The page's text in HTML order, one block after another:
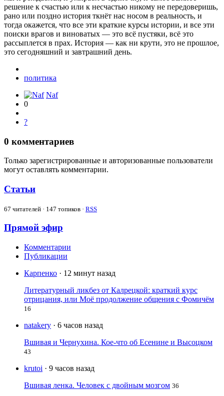
решение к счастью или к несчастью никому не передоверишь,
рано или поздно история ткнёт нас носом в реальность, и
тогда окажется, что все эти краткие курсы истории, и все эти
поиски врагов и виноватых — это всё пустяки, всё это
рассыплется в прах. История — как ни крути, это не прошлое,
это сегодняшний и завтрашний день.
политика
Naf
0
?
0 комментариев
Только зарегистрированные и авторизованные пользователи
могут оставлять комментарии.
Статьи
67 читателей · 147 топиков · RSS
Прямой эфир
Комментарии
Публикации
Карпенко · 12 минут назад
Литературный ликбез от Калрецкой: краткий курс
отрицания, или Моё продолжение общения с Фомичём
16
natakery · 6 часов назад
Вшивая и Чернухина. Кое-что об Есенине и Высоцком
43
krutoi · 9 часов назад
Вшивая ленка. Человек с двойным мозгом 36